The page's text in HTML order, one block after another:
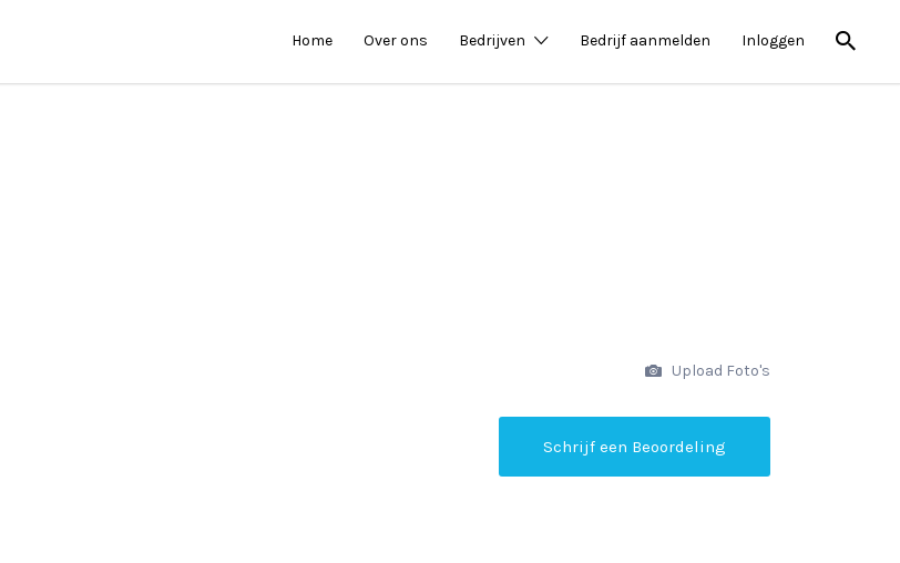
Home Over ons Bedrijven Bedrijf aanmelden Inloggen
Upload Foto's
Schrijf een Beoordeling